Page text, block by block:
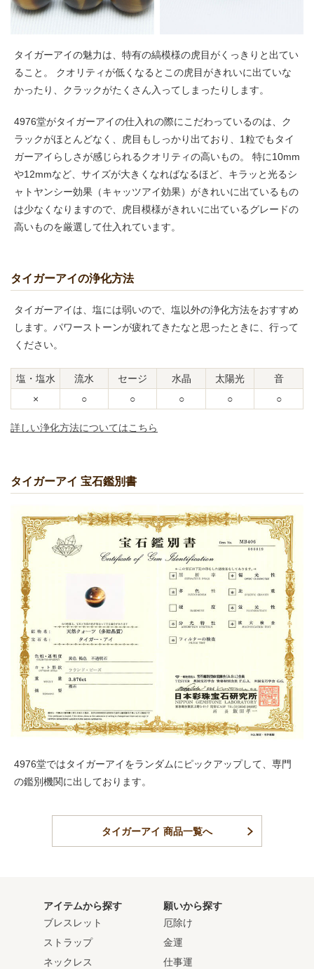
タイガーアイの魅力は、特有の縞模様の虎目がくっきりと出てい
ること。 クオリティが低くなるとこの虎目がきれいに出ていな
かったり、クラックがたくさん入ってしまったりします。
4976堂がタイガーアイの仕入れの際にこだわっているのは、ク
ラックがほとんどなく、虎目もしっかり出ており、1粒でもタイ
ガーアイらしさが感じられるクオリティの高いもの。 特に10mm
や12mmなど、サイズが大きくなればなるほど、キラッと光るシ
ャトヤンシー効果（キャッツアイ効果）がきれいに出ているもの
は少なくなりますので、虎目模様がきれいに出ているグレードの
高いものを厳選して仕入れています。
タイガーアイの浄化方法
タイガーアイは、塩には弱いので、塩以外の浄化方法をおすすめ
します。パワーストーンが疲れてきたなと思ったときに、行って
ください。
塩・塩水 流水 セージ 水晶 太陽光
音
×
○ ○ ○ ○ ○
詳しい浄化方法についてはこちら
タイガーアイ 宝石鑑別書
4976堂ではタイガーアイをランダムにピックアップして、専門
の鑑別機関に出しております。
タイガーアイ 商品一覧へ
アイテムから探す
ブレスレット
ストラップ
ネックレス
願いから探す
厄除け
金運
仕事運